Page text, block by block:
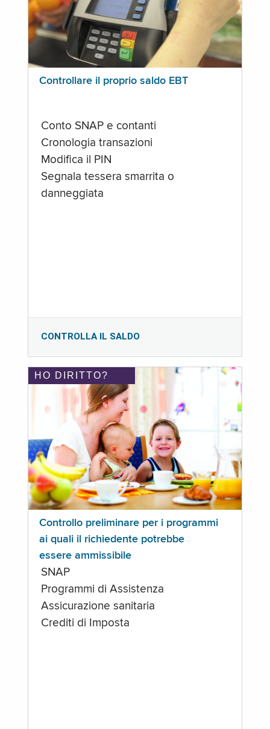
Controllare il proprio saldo EBT
Conto SNAP e contanti
Cronologia transazioni
Modifica il PIN
Segnala tessera smarrita o
danneggiata
CONTROLLA IL SALDO
HO DIRITTO?
Controllo preliminare per i programmi
ai quali il richiedente potrebbe
essere ammissibile
SNAP
Programmi di Assistenza
Assicurazione sanitaria
Crediti di Imposta